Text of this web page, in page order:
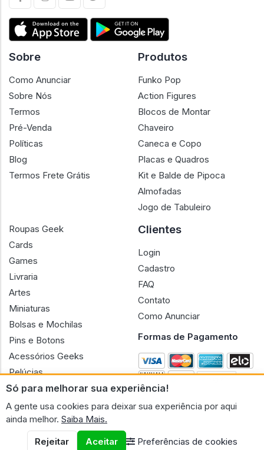
Só para melhorar sua experiência!
A gente usa cookies para deixar sua experiência por aqui
ainda melhor. Saiba Mais.
Rejeitar
Aceitar Preferências de cookies
Sobre
Como Anunciar
Sobre Nós
Termos
Pré-Venda
Políticas
Blog
Termos Frete Grátis
Produtos
Funko Pop
Action Figures
Blocos de Montar
Chaveiro
Caneca e Copo
Placas e Quadros
Kit e Balde de Pipoca
Almofadas
Jogo de Tabuleiro
Roupas Geek
Cards
Games
Livraria
Artes
Miniaturas
Bolsas e Mochilas
Pins e Botons
Acessórios Geeks
Pelúcias
Bonecas
Clientes
Login
Cadastro
FAQ
Contato
Como Anunciar
Formas de Pagamento